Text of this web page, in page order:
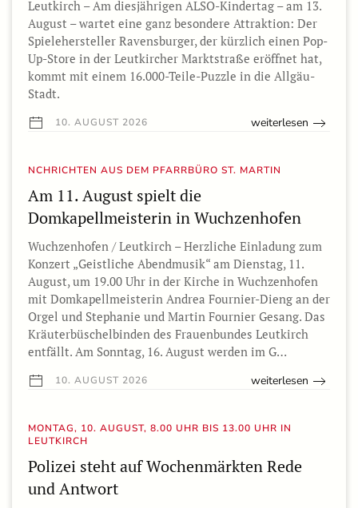
Leutkirch – Am diesjährigen ALSO-Kindertag – am 13.
August – wartet eine ganz besondere Attraktion: Der
Spielehersteller Ravensburger, der kürzlich einen Pop-
Up-Store in der Leutkircher Marktstraße eröffnet hat,
kommt mit einem 16.000-Teile-Puzzle in die Allgäu-
Stadt.
10. AUGUST 2026 weiterlesen
NCHRICHTEN AUS DEM PFARRBÜRO ST. MARTIN
Am 11. August spielt die
Domkapellmeisterin in Wuchzenhofen
Wuchzenhofen / Leutkirch – Herzliche Einladung zum
Konzert „Geistliche Abendmusik“ am Dienstag, 11.
August, um 19.00 Uhr in der Kirche in Wuchzenhofen
mit Domkapellmeisterin Andrea Fournier-Dieng an der
Orgel und Stephanie und Martin Fournier Gesang. Das
Kräuterbüschelbinden des Frauenbundes Leutkirch
entfällt. Am Sonntag, 16. August werden im G…
10. AUGUST 2026 weiterlesen
MONTAG, 10. AUGUST, 8.00 UHR BIS 13.00 UHR IN
LEUTKIRCH
Polizei steht auf Wochenmärkten Rede
und Antwort